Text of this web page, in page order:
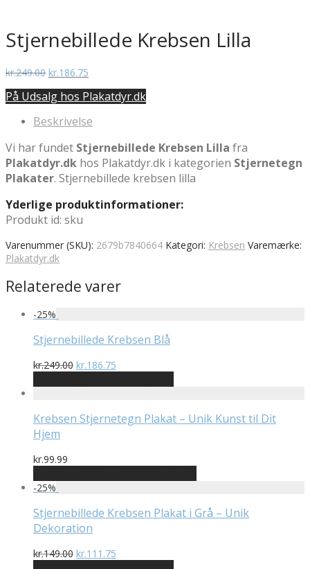
Stjernebillede Krebsen Lilla
kr.249.00 Den
pris
kr.249.00.
kr.186.75
pris
kr.186.75.
På Udsalg hos Plakatdyr.dk
Beskrivelse
Vi har fundet Stjernebillede Krebsen Lilla fra
Plakatdyr.dk hos Plakatdyr.dk i kategorien Stjernetegn
Plakater. Stjernebillede krebsen lilla
Yderlige produktinformationer:
Produkt id: sku
Varenummer (SKU): 2679b7840664 Kategori: Krebsen Varemærke:
Plakatdyr.dk
Relaterede varer
-25%
Stjernebillede Krebsen Blå
kr.249.00 Den
pris
kr.249.00.
kr.186.75
pris
kr.186.75.
Krebsen Stjernetegn Plakat – Unik Kunst til Dit
Hjem
kr.99.99
-25%
Stjernebillede Krebsen Plakat i Grå – Unik
Dekoration
kr.149.00 Den
kr.111.75